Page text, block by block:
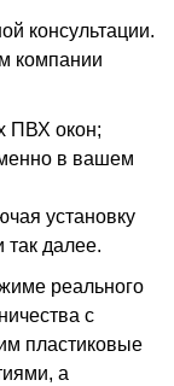
консультации.
компании
ПВХ окон;
в вашем
установку
так далее.
реального
с
пластиковые
а